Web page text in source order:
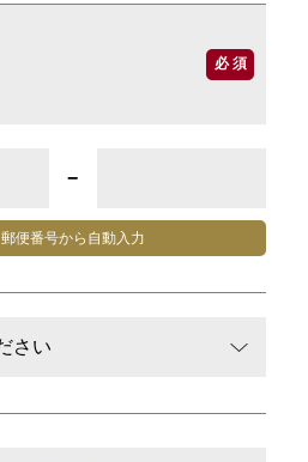
必 須
−
郵便番号から 自動入力